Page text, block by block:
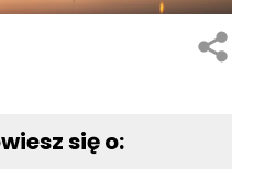
się o: